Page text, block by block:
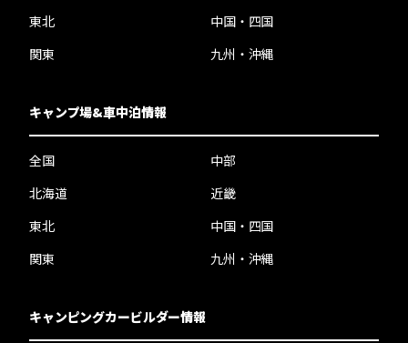
東北
関東
中国・四国
九州・沖縄
キャンプ場&車中泊情報
全国
北海道
東北
関東
中部
近畿
中国・四国
九州・沖縄
キャンピングカービルダー情報